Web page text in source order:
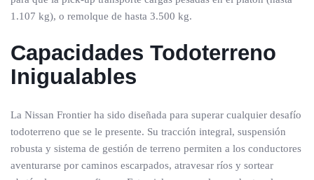
1.107 kg), o remolque de hasta 3.500 kg.
Capacidades Todoterreno
Inigualables
La Nissan Frontier ha sido diseñada para superar cualquier desafío
todoterreno que se le presente. Su tracción integral, suspensión
robusta y sistema de gestión de terreno permiten a los conductores
aventurarse por caminos escarpados, atravesar ríos y sortear